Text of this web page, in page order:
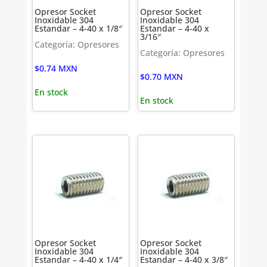
Opresor Socket
Inoxidable 304
Estandar – 4-40 x 1/8″
Categoría: Opresores
$0.74 MXN
En stock
Opresor Socket
Inoxidable 304
Estandar – 4-40 x
3/16″
Categoría: Opresores
$0.70 MXN
En stock
Opresor Socket
Inoxidable 304
Estandar – 4-40 x 1/4″
Opresor Socket
Inoxidable 304
Estandar – 4-40 x 3/8″